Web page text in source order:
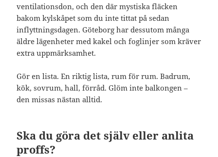
ventilationsdon, och den där mystiska fläcken
bakom kylskåpet som du inte tittat på sedan
inflyttningsdagen. Göteborg har dessutom många
äldre lägenheter med kakel och foglinjer som kräver
extra uppmärksamhet.
Gör en lista. En riktig lista, rum för rum. Badrum,
kök, sovrum, hall, förråd. Glöm inte balkongen –
den missas nästan alltid.
Ska du göra det själv eller anlita
proffs?